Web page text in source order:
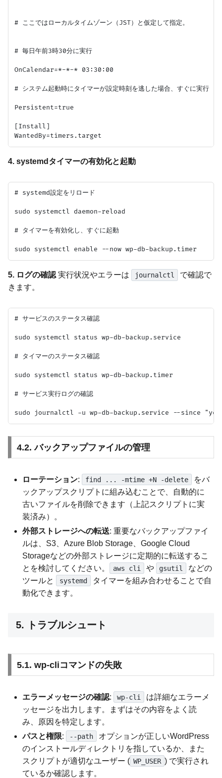
# ここではローカルタイムゾーン（JST）と仮定して指定。
# 毎日午前3時30分に実行
OnCalendar=*-*-* 03:30:00
# システム起動時にタイマーが設定時刻を逃した場合、すぐに実行
Persistent=true
[Install]
4. systemdタイマーの有効化と起動
# systemd設定をリロード
sudo systemctl daemon-reload
# タイマーを有効化し、すぐに起動
5. ログの確認 実行状況やエラーは journalctl
で確認で
きます。
# サービスのステータス確認
sudo systemctl status wp-db-backup.service
# タイマーのステータス確認
sudo systemctl status wp-db-backup.timer
# サービス実行ログの確認
4.2. バックアップファイルの管理
ローテーション: find ... -mtime +N -delete
をバ
ックアップスクリプトに組み込むことで、自動的に
古いファイルを削除できます（上記スクリプトに実
装済み）。
外部ストレージへの転送: 重要なバックアップファイ
ルは、S3、Azure Blob Storage、Google Cloud
Storageなどの外部ストレージに定期的に転送するこ
とを検討してください。
aws cli や gsutil
などの
ツールと
systemd
タイマーを組み合わせることで自
動化できます。
5. トラブルシュート
5.1. wp-cliコマンドの失敗
エラーメッセージの確認: wp-cli
は詳細なエラーメ
ッセージを出力します。まずはその内容をよく読
み、原因を特定します。
パスと権限: --path
オプションが正しいWordPress
のインストールディレクトリを指しているか、また
スクリプトが適切なユーザー ( WP_USER ) で実行され
ているか確認します。